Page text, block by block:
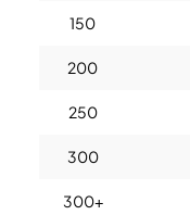
150
200
250
300
300+